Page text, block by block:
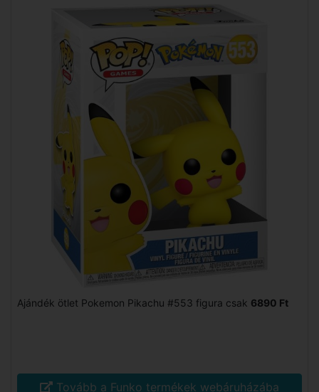
Ajándék ötlet Pokemon Pikachu #553 figura csak 6890 Ft
Tovább a Funko termékek webáruházába